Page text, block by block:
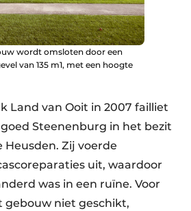
wordt omsloten door een
van 135 m1, met een hoogte
Land van Ooit in 2007 failliet
Steenenburg in het bezit
Zij voerde
uit, waardoor
was in een ruïne. Voor
gebouw niet geschikt,